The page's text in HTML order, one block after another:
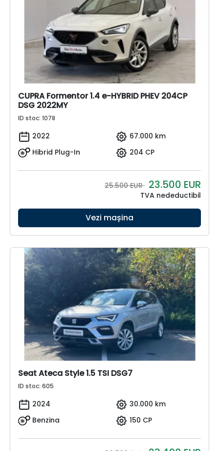
CUPRA Formentor 1.4 e-HYBRID PHEV 204CP
DSG 2022MY
ID stoc: 1078
2022
67.000 km
Hibrid Plug-In
204 CP
25.500 EUR 23.500 EUR
TVA nedeductibil
Vezi mașina
Seat Ateca Style 1.5 TSI DSG7
ID stoc: 605
2024
30.000 km
Benzina
150 CP